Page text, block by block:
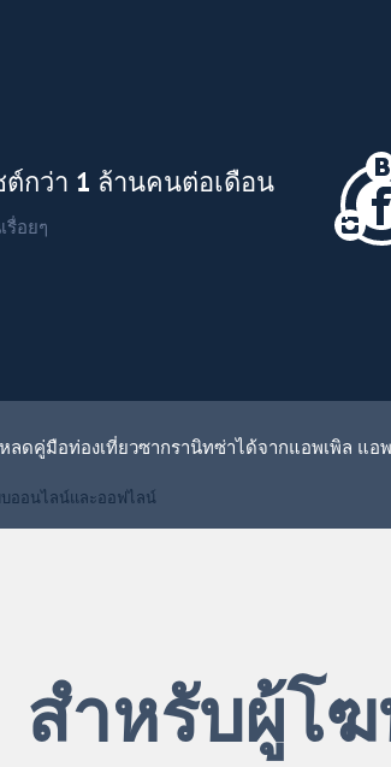
กว่า 1 ล้านคนต่อเดือน
รื่อยๆ
ลดคู่มือท่องเที่ยวซากรานิทซ่าได้จากแอพเพิล แอ
ออนไลน์และออฟไลน์
สำหรับผู้โ